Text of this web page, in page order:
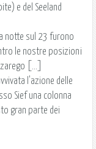
e del Seeland
notte sul 23 furono
le nostre posizioni
[...]
l'azione delle
Sief una colonna
gran parte dei